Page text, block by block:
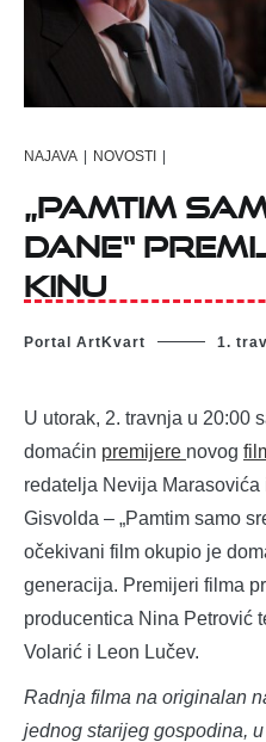
NAJAVA NOVOSTI
„Pamtim
dane“
kinu
Portal ArtKvart 1.
U utorak, 2. travnja u 20:00
domaćin premijere novog
redatelja Nevija
Gisvolda – „Pamtim samo
očekivani film okupio je
generacija. Premijeri filma
producentica Nina Petrović
Volarić i Leon Lučev.
Radnja filma na originalan
jednog starijeg gospodina,